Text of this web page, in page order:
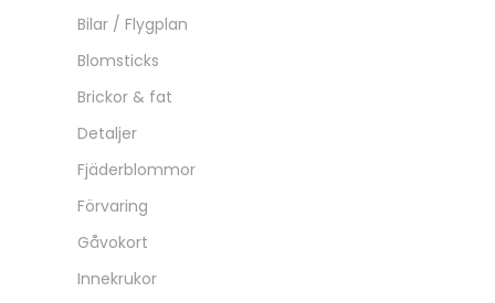
Bilar / Flygplan
Blomsticks
Brickor & fat
Detaljer
Fjäderblommor
Förvaring
Gåvokort
Innekrukor